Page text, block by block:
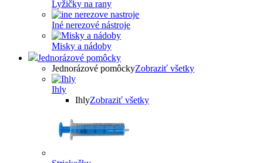
Lyžičky na rany
Iné nerezové nástroje
Misky a nádoby
Jednorázové pomôcky
Jednorázové pomôckyZobraziť všetky
Ihly
IhlyZobraziť všetky